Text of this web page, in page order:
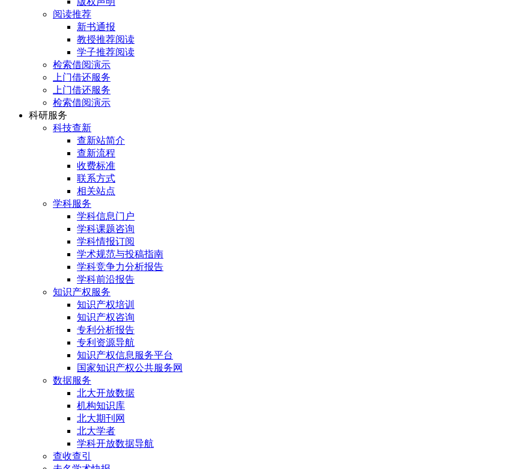
阅读推荐
新书通报
教授推荐阅读
学子推荐阅读
检索借阅演示
上门借还服务
上门借还服务
检索借阅演示
科研服务
科技查新
查新站简介
查新流程
收费标准
联系方式
相关站点
学科服务
学科信息门户
学科课题咨询
学科情报订阅
学术规范与投稿指南
学科竞争力分析报告
学科前沿报告
知识产权服务
知识产权培训
知识产权咨询
专利分析报告
专利资源导航
知识产权信息服务平台
国家知识产权公共服务网
数据服务
北大开放数据
机构知识库
北大期刊网
北大学者
学科开放数据导航
查收查引